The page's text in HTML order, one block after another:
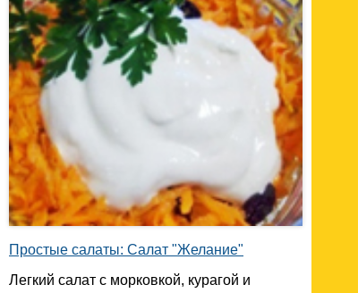
Простые салаты: Салат "Желание"
Легкий салат с морковкой, курагой и